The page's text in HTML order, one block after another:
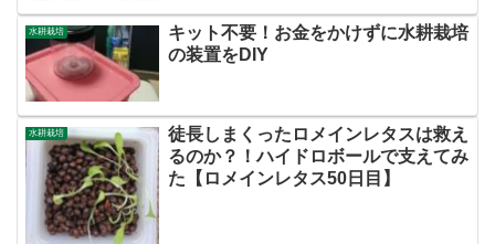
水耕栽培
キット不要！お金をかけずに水耕栽培
の装置をDIY
水耕栽培
徒長しまくったロメインレタスは救え
るのか？！ハイドロボールで支えてみ
た【ロメインレタス50日目】